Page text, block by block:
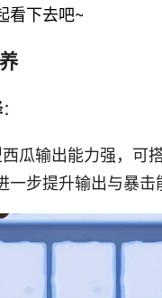
看下去吧~
：
西瓜输出能力强，可
步提升输出与暴击